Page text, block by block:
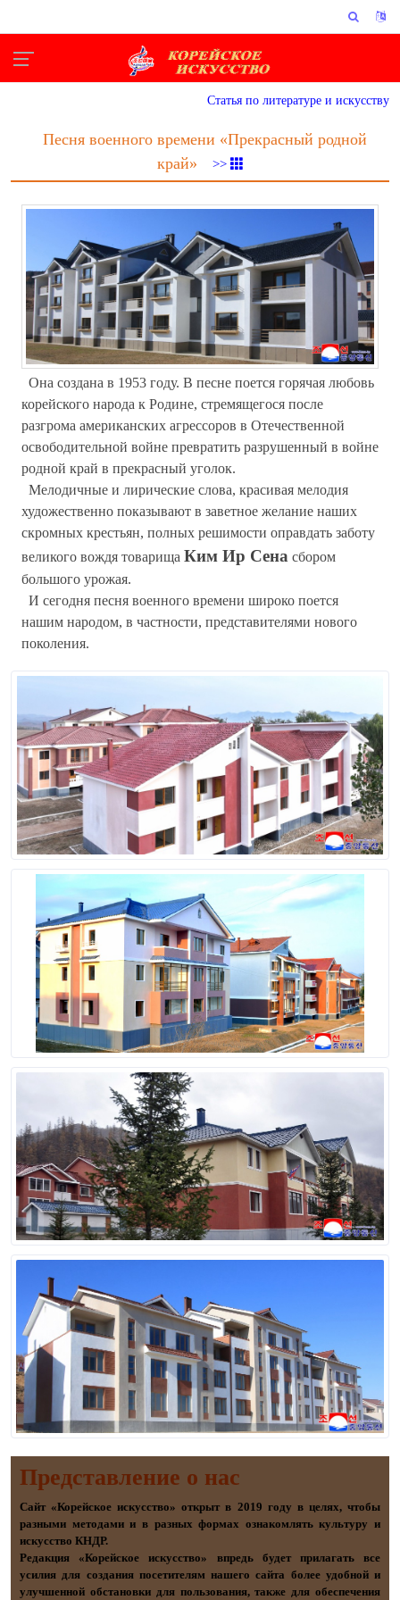
Статья по литературе и искусству
Песня военного времени «Прекрасный родной
край»
>>
Она создана в 1953 году. В песне поется горячая любовь
корейского народа к Родине, стремящегося после
разгрома американских агрессоров в Отечественной
освободительной войне превратить разрушенный в войне
родной край в прекрасный уголок.
Мелодичные и лирические слова, красивая мелодия
художественно показывают в заветное желание наших
скромных крестьян, полных решимости оправдать заботу
великого вождя товарища Ким Ир Сена сбором
большого урожая.
И сегодня песня военного времени широко поется
нашим народом, в частности, представителями нового
поколения.
Представление о наc
Сайт «Корейское искусство» открыт в 2019 году в целях, чтобы
разными методами и в разных формах ознакомлять культуру и
искусство КНДР.
Редакция «Корейское искусство» впредь будет прилагать все
усилия для создания посетителям нашего сайта более удобной и
улучшенной обстановки для пользования, также для обеспечения